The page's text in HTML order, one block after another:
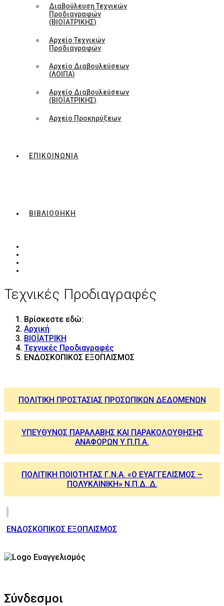
Διαβούλευση Τεχνικών
Προδιαγραφών
(ΒΙΟΪΑΤΡΙΚΗΣ)
Αρχείο Τεχνικών
Προδιαγραφών
Αρχείο Διαβουλεύσεων
(ΛΟΙΠΑ)
Αρχείο Διαβουλεύσεων
(ΒΙΟΪΑΤΡΙΚΗΣ)
Αρχείο Προκηρύξεων
ΕΠΙΚΟΙΝΩΝΙΑ
ΒΙΒΛΙΟΘΗΚΗ
Τεχνικές Προδιαγραφές
Βρίσκεστε εδώ:
Αρχική
ΒΙΟΪΑΤΡΙΚΗ
Τεχνικές Προδιαγραφές
ΕΝΔΟΣΚΟΠΙΚΟΣ ΕΞΟΠΛΙΣΜΟΣ
ΠΟΛΙΤΙΚΗ ΠΡΟΣΤΑΣΙΑΣ ΠΡΟΣΩΠΙΚΩΝ ΔΕΔΟΜΕΝΩΝ
ΥΠΕΥΘΥΝΟΣ ΠΑΡΑΛΑΒΗΣ ΚΑΙ ΠΑΡΑΚΟΛΟΥΘΗΣΗΣ
ΑΝΑΦΟΡΩΝ Υ.Π.Π.Α.
ΠΟΛΙΤΙΚΗ ΠΟΙΟΤΗΤΑΣ Γ.Ν.Α. «Ο ΕΥΑΓΓΕΛΙΣΜΟΣ –
ΠΟΛΥΚΛΙΝΙΚΗ» Ν.Π.Δ..Δ.
ΕΝΔΟΣΚΟΠΙΚΟΣ ΕΞΟΠΛΙΣΜΟΣ
Σύνδεσμοι